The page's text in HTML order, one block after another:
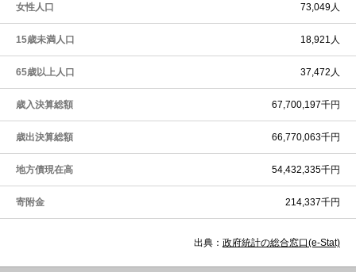
女性人口 73,049人
15歳未満人口 18,921人
65歳以上人口 37,472人
歳入決算総額 67,700,197千円
歳出決算総額 66,770,063千円
地方債現在高 54,432,335千円
寄附金 214,337千円
出典： 政府統計の総合窓口(e-Stat)